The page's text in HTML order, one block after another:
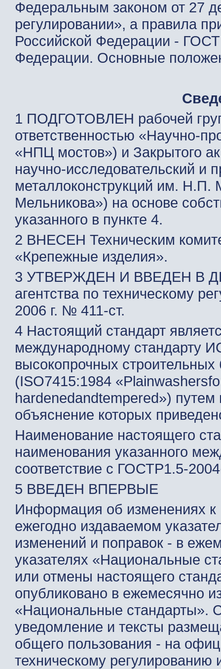
Федеральным законом от 27
регулировании», а правила
Российской Федерации -
Федерации. Основные
1 ПОДГОТОВЛЕН рабочей
ответственностью «Научно-
«НПЦ мостов») и Закрытого
научно-исследовательский и
металлоконструкций им.
Мельникова») на основе
указанного в пункте 4.
2 ВНЕСЕН Техническим
«Крепежные изделия».
3 УТВЕРЖДЕН И ВВЕДЕН В
агентства по техническому
2006 г. № 411-ст.
4 Настоящий стандарт
международному стандарту
высокопрочных
(ISO7415:1984
hardenedandtempered») путем
объяснение которых
Наименование настоящего
наименования указанного
соответствие с ГОСТР1.5-
5 ВВЕДЕН ВПЕРВЫЕ
Информация об изменениях к
ежегодно издаваемом
изменений и поправок - в
указателях «Национальные
или отмены настоящего
опубликовано в ежемесячно
«Национальные стандарты».
уведомление и тексты
общего пользования - на
техническому регулированию